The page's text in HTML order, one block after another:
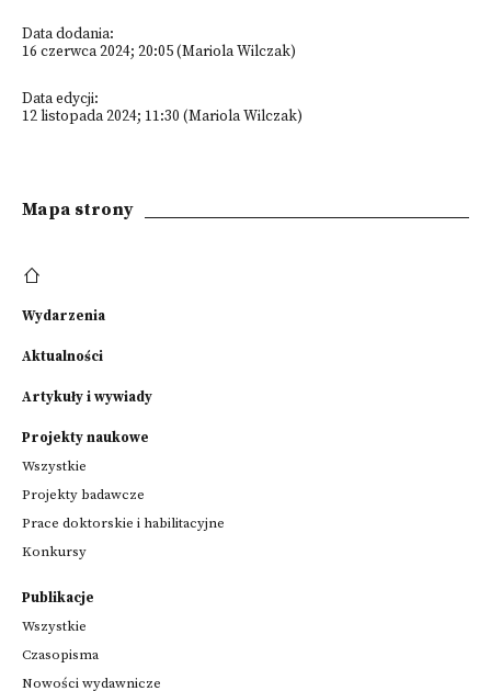
Data dodania:
16 czerwca 2024; 20:05 (Mariola Wilczak)
Data edycji:
12 listopada 2024; 11:30 (Mariola Wilczak)
Mapa strony
Wydarzenia
Aktualności
Artykuły i wywiady
Projekty naukowe
Wszystkie
Projekty badawcze
Prace doktorskie i habilitacyjne
Konkursy
Publikacje
Wszystkie
Czasopisma
Nowości wydawnicze